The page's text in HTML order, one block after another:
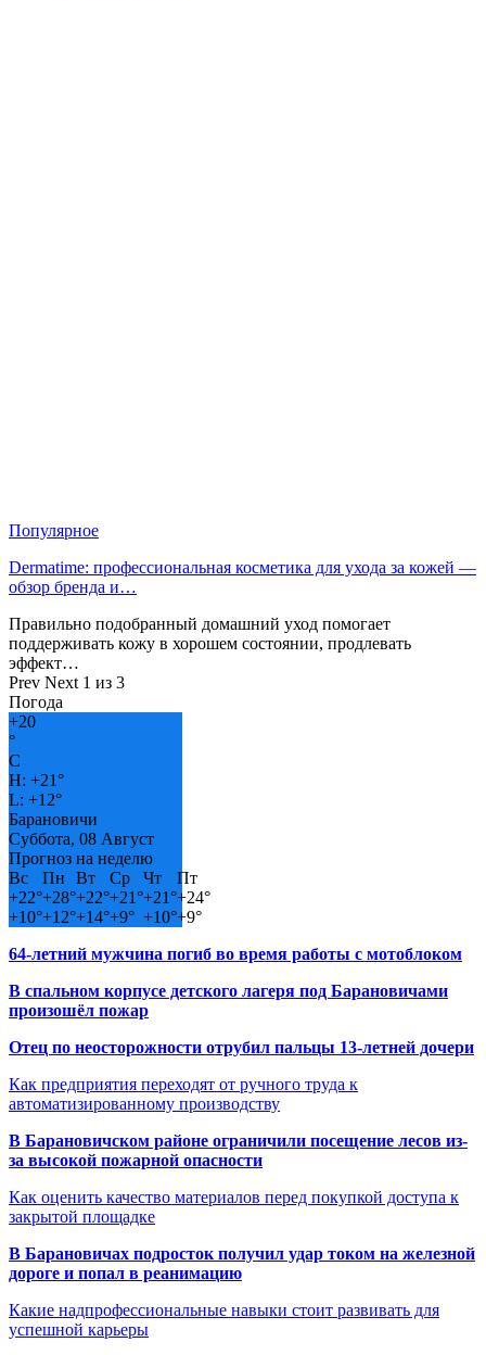
Популярное
Dermatime: профессиональная косметика для ухода за кожей —
обзор бренда и…
Правильно подобранный домашний уход помогает
поддерживать кожу в хорошем состоянии, продлевать
эффект…
Prev Next 1 из 3
Погода
+20
°
C
H: +21°
L: +12°
Барановичи
Суббота, 08 Август
Прогноз на неделю
Вс
Пн Вт Ср Чт
Пт
+22°+28°+22°+21°+21°+24°
+10°+12°+14°+9° +10°+9°
64-летний мужчина погиб во время работы с мотоблоком
В спальном корпусе детского лагеря под Барановичами
произошёл пожар
Отец по неосторожности отрубил пальцы 13-летней дочери
Как предприятия переходят от ручного труда к
автоматизированному производству
В Барановичском районе ограничили посещение лесов из-
за высокой пожарной опасности
Как оценить качество материалов перед покупкой доступа к
закрытой площадке
В Барановичах подросток получил удар током на железной
дороге и попал в реанимацию
Какие надпрофессиональные навыки стоит развивать для
успешной карьеры